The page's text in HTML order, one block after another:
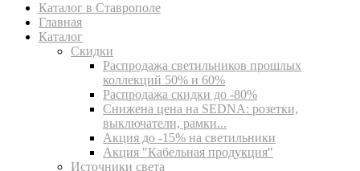
Каталог в Ставрополе
Главная
Каталог
Скидки
Распродажа светильников прошлых
коллекций 50% и 60%
Распродажа скидки до -80%
Cнижена цена на SEDNA: розетки,
выключатели, рамки...
Акция до -15% на светильники
Акция "Кабельная продукция"
Источники света